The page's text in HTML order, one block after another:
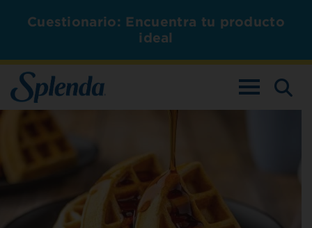
Cuestionario: Encuentra tu producto
ideal
ALTERNAR